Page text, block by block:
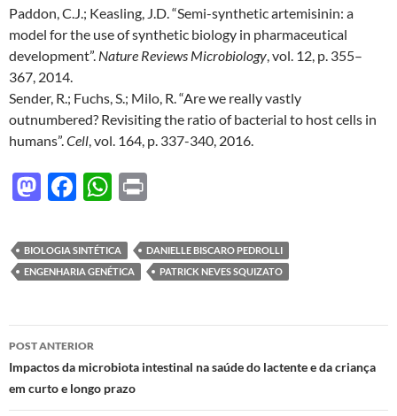
Paddon, C.J.; Keasling, J.D. “Semi-synthetic artemisinin: a
model for the use of synthetic biology in pharmaceutical
development”. Nature Reviews Microbiology, vol. 12, p. 355–
367, 2014.
Sender, R.; Fuchs, S.; Milo, R. “Are we really vastly
outnumbered? Revisiting the ratio of bacterial to host cells in
humans”.Cell, vol. 164, p. 337-340, 2016.
M
to
d
n
F
e
b
o
k
W
at
s
p
p
nt
BIOLOGIA SINTÉTICA
DANIELLE BISCARO PEDROLLI
ENGENHARIA GENÉTICA
PATRICK NEVES SQUIZATO
Navegação
de
posts
POST ANTERIOR
Impactos da microbiota intestinal na saúde do lactente e da criança
em curto e longo prazo